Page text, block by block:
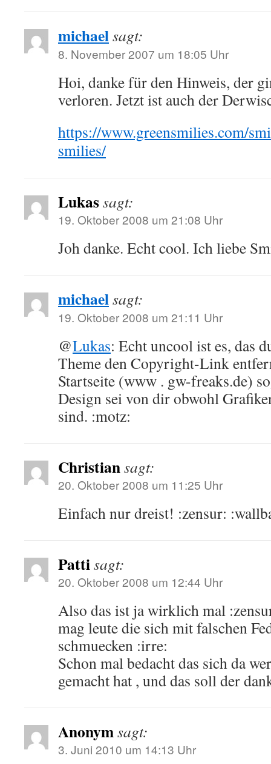
michaelsagt:
8. November 2007 um 18:05 Uhr
Hoi, danke für den Hinweis, der
verloren. Jetzt ist auch der
https://www.greensmilies.com/
smilies/
Lukassagt:
19. Oktober 2008 um 21:08 Uhr
Joh danke. Echt cool. Ich liebe
michaelsagt:
19. Oktober 2008 um 21:11 Uhr
@Lukas: Echt uncool ist es, das
Theme den Copyright-Link
Startseite (www . gw-freaks.de)
Design sei von dir obwohl
sind. :motz:
Christiansagt:
20. Oktober 2008 um 11:25 Uhr
Einfach nur dreist! :zensur:
Pattisagt:
20. Oktober 2008 um 12:44 Uhr
Also das ist ja wirklich mal
mag leute die sich mit falschen
schmuecken :irre:
Schon mal bedacht das sich da
gemacht hat , und das soll der
Anonymsagt:
3. Juni 2010 um 14:13 Uhr